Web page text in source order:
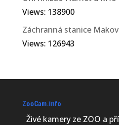
Views: 138900
Záchranná stanice
Views: 126943
ZooCam.info
Živé kamery ze ZOO a